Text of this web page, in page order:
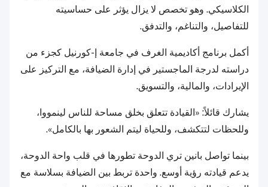
الكلاسيكي. وهو تخصص لا يزال يؤثر على حساسيته
للتفاصيل، والتناغم، والتدفق.
أكمل برنامج أكاديمية الغرف في جامعة إ-كورنيل كجزء من
دراسته لدرجة الماجستير في إدارة الضيافة، مع التركيز على
الإيرادات، والمالية، والتسويق.
يشارك قائلاً: «القيادة تتعلق بخلق مساحة للناس لينمووا،
وللحظات لتتكشف، وللحياة ليتم الشعور بها بالكامل».
بينما تواصل بانين تري الدوحة تطورها في قلب واحة الدوحة،
يدعم قيادته رؤية أوسع. واحدة تربط بين الضيافة بسلاسة مع